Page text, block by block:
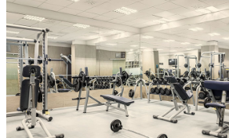
Horaires du Places Spa :
Zone extérieure – tous les jours de 10h à 18h
Zone intérieure – tous les jours de 10h à 18h